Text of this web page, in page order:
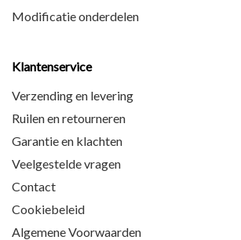
Modificatie onderdelen
Klantenservice
Verzending en levering
Ruilen en retourneren
Garantie en klachten
Veelgestelde vragen
Contact
Cookiebeleid
Algemene Voorwaarden